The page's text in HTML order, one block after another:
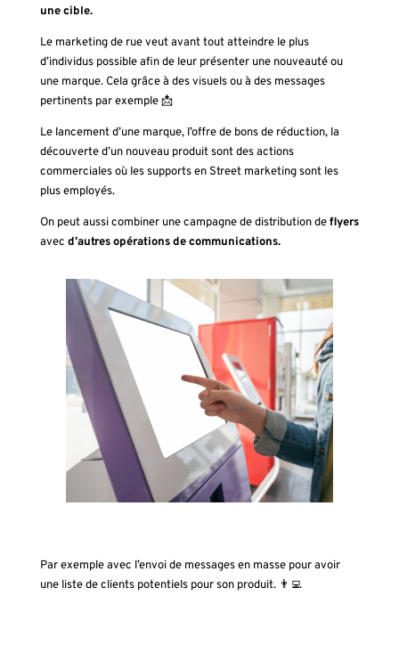
une cible.
Le marketing de rue veut avant tout atteindre le plus
d’individus possible afin de leur présenter une nouveauté ou
une marque. Cela grâce à des visuels ou à des messages
pertinents par exemple 📩
Le lancement d’une marque, l’offre de bons de réduction, la
découverte d’un nouveau produit sont des actions
commerciales où les supports en Street marketing sont les
plus employés.
On peut aussi combiner une campagne de distribution deflyers
avec d’autres opérations de communications.
Par exemple avec l’envoi de messages en masse pour avoir
une liste de clients potentiels pour son produit. 👨‍💻